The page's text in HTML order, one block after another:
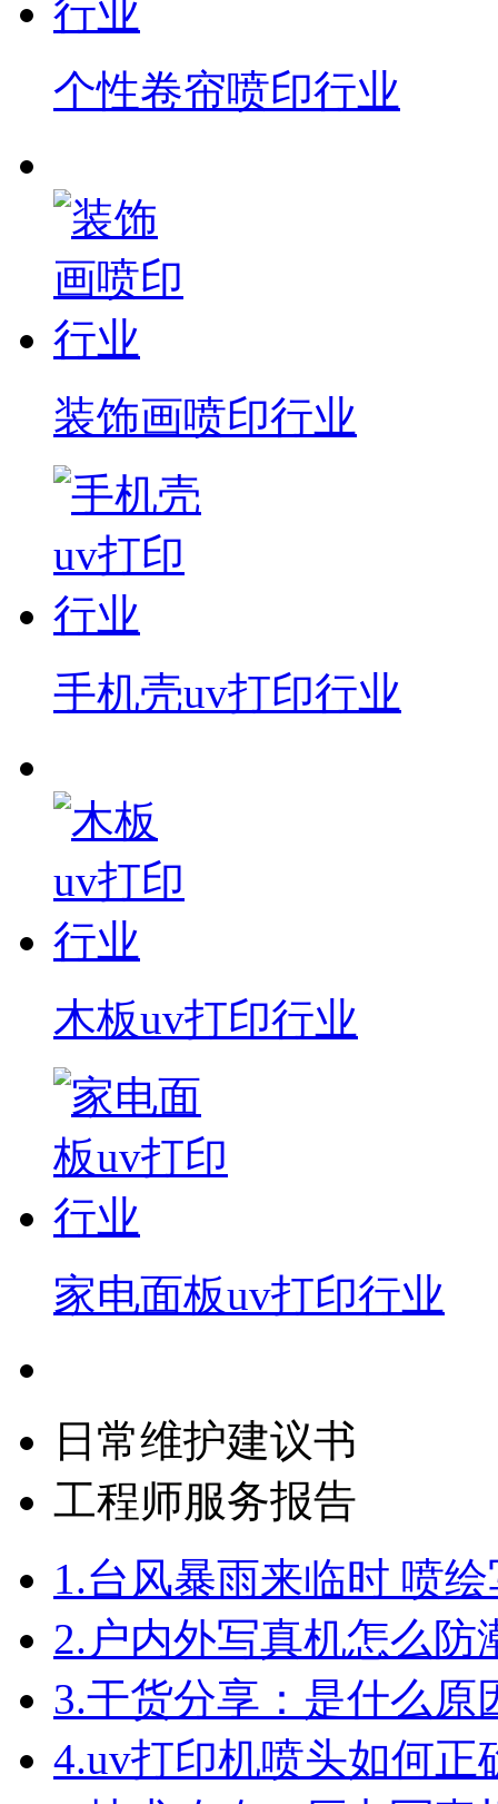
个性卷帘喷印行业
装饰画喷印行业
手机壳uv打印行业
木板uv打印行业
家电面板uv打印行业
日常维护建议书
工程师服务报告
1.台风暴雨来临时 喷
2. 户内外写真机怎么
3.干货分享：是什么原
4.uv打印机喷头如何正